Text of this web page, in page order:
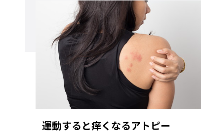
運動すると痒くなるアトピー